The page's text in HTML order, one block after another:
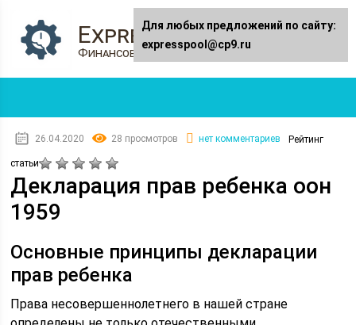
Expresspool.ru
Финансовый журнал
26.04.2020 28 просмотров нет комментариев Рейтинг
статьи
Декларация прав ребенка оон
1959
Основные принципы декларации
прав ребенка
Права несовершеннолетнего в нашей стране
Для любых предложений по сайту:
expresspool@cp9.ru